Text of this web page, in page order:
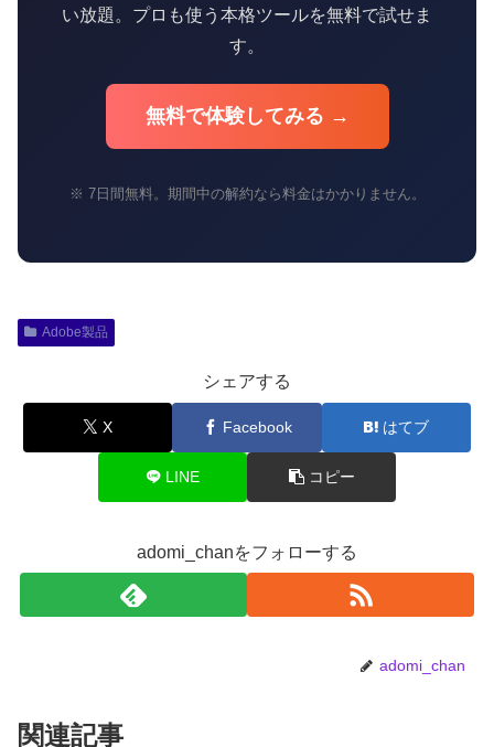
い放題。プロも使う本格ツールを無料で試せま
す。
無料で体験してみる →
※ 7日間無料。期間中の解約なら料金はかかりません。
Adobe製品
シェアする
X Facebook はてブ
LINE コピー
adomi_chanをフォローする
adomi_chan
関連記事